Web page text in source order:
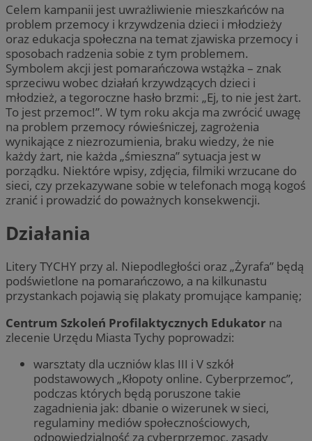
Celem kampanii jest uwrażliwienie mieszkańców na
problem przemocy i krzywdzenia dzieci i młodzieży
oraz edukacja społeczna na temat zjawiska przemocy i
sposobach radzenia sobie z tym problemem.
Symbolem akcji jest pomarańczowa wstążka – znak
sprzeciwu wobec działań krzywdzących dzieci i
młodzież, a tegoroczne hasło brzmi: „Ej, to nie jest żart.
To jest przemoc!”. W tym roku akcja ma zwrócić uwagę
na problem przemocy rówieśniczej, zagrożenia
wynikające z niezrozumienia, braku wiedzy, że nie
każdy żart, nie każda „śmieszna” sytuacja jest w
porządku. Niektóre wpisy, zdjęcia, filmiki wrzucane do
sieci, czy przekazywane sobie w telefonach mogą kogoś
zranić i prowadzić do poważnych konsekwencji.
Działania
Litery TYCHY przy al. Niepodległości oraz „Żyrafa” będą
podświetlone na pomarańczowo, a na kilkunastu
przystankach pojawią się plakaty promujące kampanię;
Centrum Szkoleń Profilaktycznych Edukator na
zlecenie Urzędu Miasta Tychy poprowadzi:
warsztaty dla uczniów klas III i V szkół
podstawowych „Kłopoty online. Cyberprzemoc”,
podczas których będą poruszone takie
zagadnienia jak: dbanie o wizerunek w sieci,
regulaminy mediów społecznościowych,
odpowiedzialność za cyberprzemoc, zasady